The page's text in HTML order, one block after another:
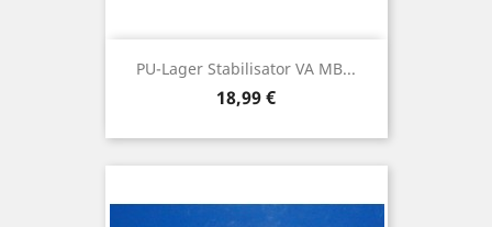
PU-Lager Stabilisator VA MB...
Preis
18,99 €